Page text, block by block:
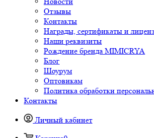
Отзывы
Контакты
Награды, сертификаты и
Наши реквизиты
Рождение бренда MIMICRYA
Блог
Шоурум
Оптовикам
Политика обработки
Контакты
Личный кабинет